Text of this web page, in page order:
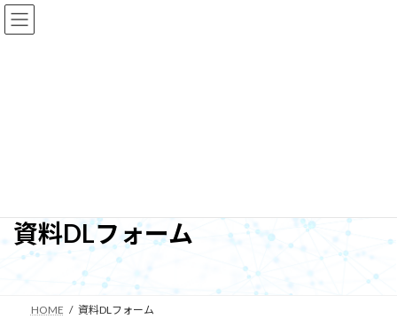
コ
ン
ナ
ビ
資料DLフォーム
HOME 資料DLフォーム